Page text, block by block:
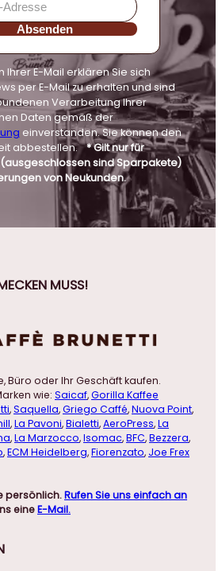
Absenden
Ihrer E-Mail erklären Sie sich
per E-Mail zu erhalten und sind
Verarbeitung Ihrer
Daten gemäß der
einverstanden. Sie können den
abbestellen.* Gilt nur für
sind Sparpakete)
von Neukunden.
MUSS!
Büro oder Ihr Geschäft kaufen.
wie: Saicaf,Gorilla Kaffee
,Saquella,Griego Caffé,Nuova Point,
,La Pavoni,Bialetti,AeroPress,La
,La Marzocco,Isomac,BFC,Bezzera,
,ECM Heidelberg,Fiorenzato, Joe Frex
persönlich.Rufen Sie uns einfach an
eineE-Mail.